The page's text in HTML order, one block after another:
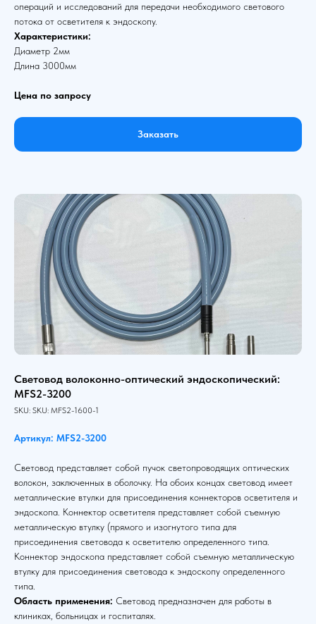
операций и исследований для передачи необходимого светового
потока от осветителя к эндоскопу.
Характеристики:
Диаметр 2мм
Длина 3000мм
Цена по запросу
Заказать
Световод волоконно-оптический эндоскопический:
MFS2-3200
SKU: SKU: MFS2-1600-1
Артикул: MFS2-3200
Световод представляет собой пучок светопроводящих оптических
волокон, заключенных в оболочку. На обоих концах световод имеет
металлические втулки для присоединения коннекторов осветителя и
эндоскопа. Коннектор осветителя представляет собой съемную
металлическую втулку (прямого и изогнутого типа для
присоединения световода к осветителю определенного типа.
Коннектор эндоскопа представляет собой съемную металлическую
втулку для присоединения световода к эндоскопу определенного
типа.
Область применения: Световод предназначен для работы в
клиниках, больницах и госпиталях.